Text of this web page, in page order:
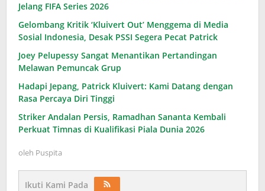
Jelang FIFA Series 2026
Gelombang Kritik ‘Kluivert Out’ Menggema di Media
Sosial Indonesia, Desak PSSI Segera Pecat Patrick
Joey Pelupessy Sangat Menantikan Pertandingan
Melawan Pemuncak Grup
Hadapi Jepang, Patrick Kluivert: Kami Datang dengan
Rasa Percaya Diri Tinggi
Striker Andalan Persis, Ramadhan Sananta Kembali
Perkuat Timnas di Kualifikasi Piala Dunia 2026
oleh Puspita
Ikuti Kami Pada